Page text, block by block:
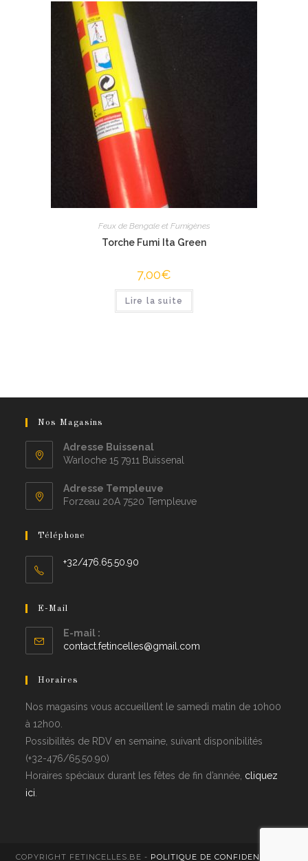
Feux de Bengale et Fumigènes
Torche Fumi Ita Green
7,00€
Lire la suite
Nos Magasins
Adresse Buissenal
Warloche 15 7911 Buissenal
Adresse Templeuve
Forzeau 20A 7520 Templeuve
Téléphone
+32/476.65.50.90
E-Mail
E-mail :
contact.fetincelles@gmail.com
Horaires
Nos magasins vous accueillent le samedi matin de 10h00
à 12h00.
Possibilités de RDV en semaine, suivant disponibilités
(+32-476/65.50.90)
Horaires spéciaux durant les fêtes de fin d’année, cliquez
ici
COPYRIGHT FETINCELLES.BE - POLITIQUE DE CONFIDENTIALITÉ